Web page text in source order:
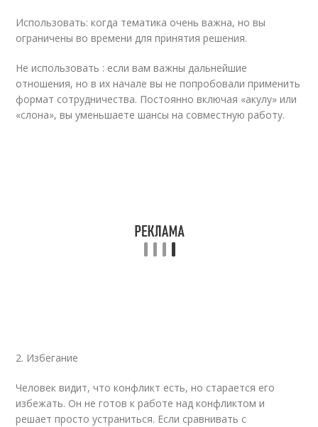
Использовать: когда тематика очень важна, но вы
ограничены во времени для принятия решения.
Не использовать : если вам важны дальнейшие
отношения, но в их начале вы не попробовали применить
формат сотрудничества. Постоянно включая «акулу» или
«слона», вы уменьшаете шансы на совместную работу.
2. Избегание
Человек видит, что конфликт есть, но старается его
избежать. Он не готов к работе над конфликтом и
решает просто устраниться. Если сравнивать с